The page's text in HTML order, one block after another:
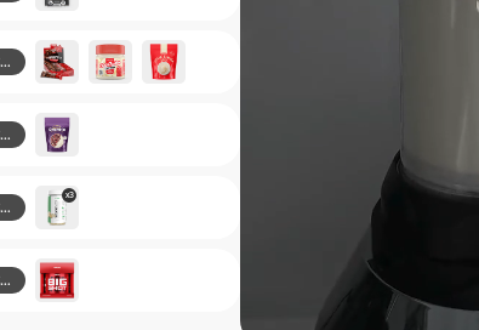
Pour toute commande supérieure à €70
Pour toute commande supérieure à €100
Pour toute commande supérieure à €100
x3
Pour toute commande supérieure à €130